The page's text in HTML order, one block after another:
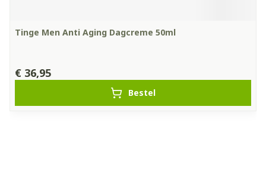
Tinge Men Anti Aging Dagcreme 50ml
€ 36,95
Bestel